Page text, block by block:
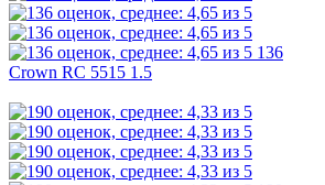
136
Crown RC 5515 1.5